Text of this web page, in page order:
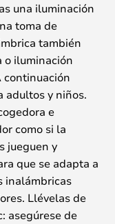
una iluminación
toma de
también
o iluminación
continuación
adultos y niños.
e
como si la
jueguen y
que se adapta a
inalámbricas
Llévelas de
asegúrese de